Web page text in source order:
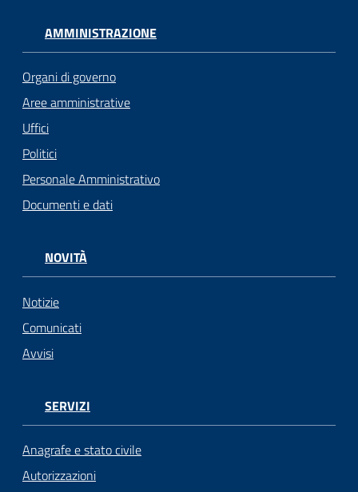
AMMINISTRAZIONE
Organi di governo
Aree amministrative
Uffici
Politici
Personale Amministrativo
Documenti e dati
NOVITÀ
Notizie
Comunicati
Avvisi
SERVIZI
Anagrafe e stato civile
Autorizzazioni